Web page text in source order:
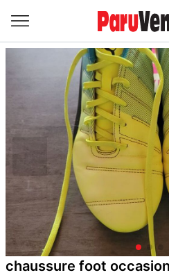
chaussure foot occasion